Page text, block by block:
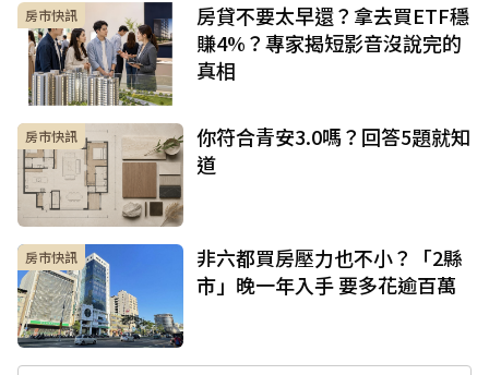
房市快訊
房貸不要太早還？拿去買ETF穩
賺4%？專家揭短影音沒說完的
真相
房市快訊
你符合青安3.0嗎？回答5題就知
道
房市快訊
非六都買房壓力也不小？「2縣
市」晚一年入手 要多花逾百萬